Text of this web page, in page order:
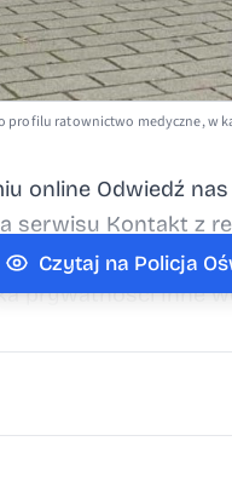
profilu ratownictwo medyczne, w
online Odwiedź
serwisu Kontakt z
wykorzystać
prywatności Inne
Czytaj na Policja